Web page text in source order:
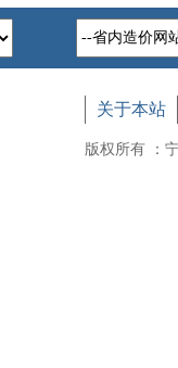
关于本站
版权所有 ：